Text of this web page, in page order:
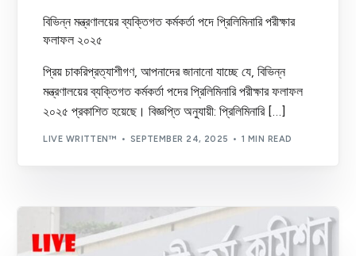
বিভিন্ন মন্ত্রণালয়ের ব্যক্তিগত কর্মকর্তা পদে প্রিলিমিনারি পরীক্ষার
ফলাফল ২০২৫
প্রিয় চাকরিপ্রত্যাশীগণ, আপনাদের জানানো যাচ্ছে যে, বিভিন্ন
মন্ত্রণালয়ের ব্যক্তিগত কর্মকর্তা পদের প্রিলিমিনারি পরীক্ষার ফলাফল
২০২৫ প্রকাশিত হয়েছে। বিজ্ঞপ্তি অনুযায়ী: প্রিলিমিনারি […]
LIVE WRITTEN™ SEPTEMBER 24, 2025 1 MIN READ